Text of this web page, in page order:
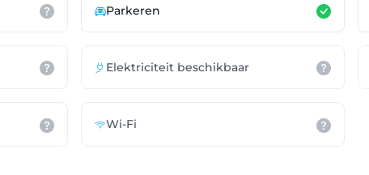
Parkeren
Elektriciteit beschikbaar
Wi-Fi